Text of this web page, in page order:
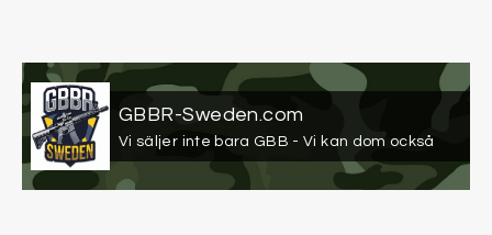
GBBR-Sweden.com
Vi säljer inte bara GBB - Vi kan dom också